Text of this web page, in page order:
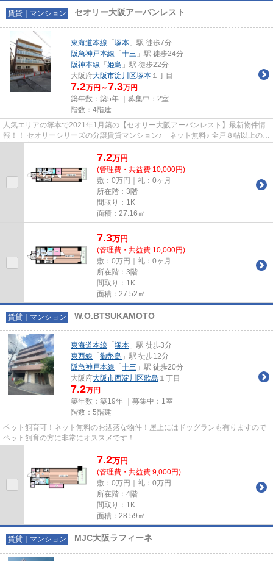
賃貸｜マンション セオリー大阪アーバンレスト
東海道本線 「 塚本 」駅 徒歩7分
阪急神戸本線 「 十三 」駅 徒歩24分
阪神本線 「 姫島 」駅 徒歩22分
大阪府大阪市淀川区塚本 １丁目
7.2万円～7.3万円
築年数：築5年 ｜募集中： 2室
階数：4階建
人気エリアの塚本で2021年1月築の【セオリー大阪アーバンレスト】最新物件情
報！！ セオリーシリーズの分譲賃貸マンション♪ ネット無料♪ 全戸８帖以上の
7.2万円
(管理費・共益費 10,000円)
敷：0万円｜礼：0ヶ月
所在階：3階
間取り：1K
面積：27.16㎡
7.3万円
(管理費・共益費 10,000円)
敷：0万円｜礼：0ヶ月
所在階：3階
間取り：1K
面積：27.52㎡
賃貸｜マンション W.O.BTSUKAMOTO
東海道本線 「 塚本 」駅 徒歩3分
東西線 「 御幣島 」駅 徒歩12分
阪急神戸本線 「 十三 」駅 徒歩20分
大阪府大阪市西淀川区歌島 １丁目
7.2万円
築年数：築19年 ｜募集中： 1室
階数：5階建
ペット飼育可！ネット無料のお洒落な物件！屋上にはドッグランも有りますので
ペット飼育の方に非常にオススメです！
7.2万円
(管理費・共益費 9,000円)
敷：0万円｜礼：0万円
所在階：4階
間取り：1K
面積：28.59㎡
賃貸｜マンション MJC大阪ラフィーネ